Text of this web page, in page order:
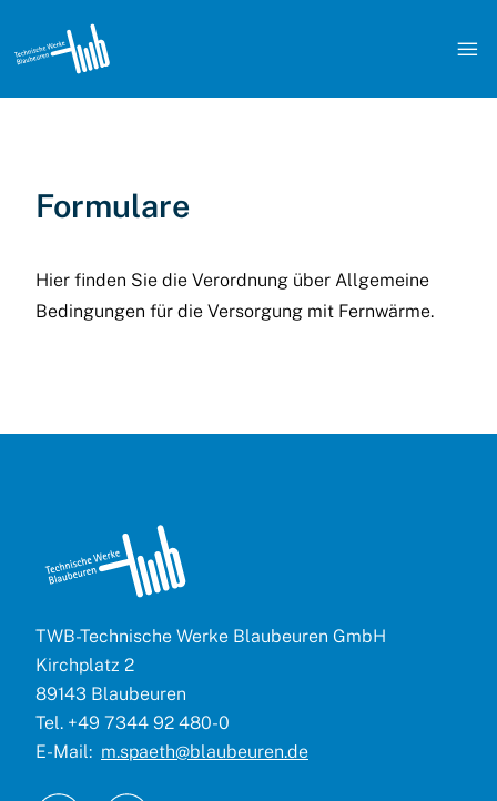

Formulare
Hier finden Sie die Verordnung über Allgemeine
Bedingungen für die Versorgung mit Fernwärme.
TWB-Technische Werke Blaubeuren GmbH
Kirchplatz 2
89143 Blaubeuren
Tel. +49 7344 92 480-0
E-Mail: m.spaeth@blaubeuren.de